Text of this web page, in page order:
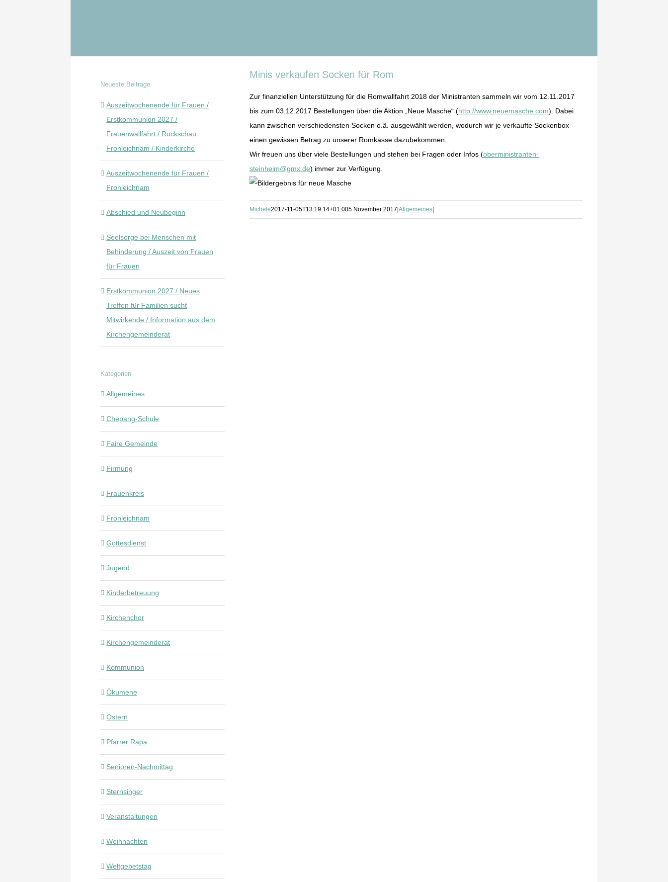
Minis verkaufen Socken für Rom
Zur finanziellen Unterstützung für die Romwallfahrt 2018 der Ministranten sammeln wir vom 12.11.2017
bis zum 03.12.2017 Bestellungen über die Aktion „Neue Masche“ (http://www.neuemasche.com). Dabei
kann zwischen verschiedensten Socken o.ä. ausgewählt werden, wodurch wir je verkaufte Sockenbox
einen gewissen Betrag zu unserer Romkasse dazubekommen.
Wir freuen uns über viele Bestellungen und stehen bei Fragen oder Infos (oberministranten-
steinheim@gmx.de) immer zur Verfügung.
Michele2017-11-05T13:19:14+01:005 November 2017 Allgemeines
Neueste Beiträge
Auszeitwochenende für Frauen /
Erstkommunion 2027 /
Frauenwallfahrt / Rückschau
Fronleichnam / Kinderkirche
Auszeitwochenende für Frauen /
Fronleichnam
Abschied und Neubeginn
Seelsorge bei Menschen mit
Behinderung / Auszeit von Frauen
für Frauen
Erstkommunion 2027 / Neues
Treffen für Familien sucht
Mitwirkende / Information aus dem
Kirchengemeinderat
Kategorien
Allgemeines
Chepang-Schule
Faire Gemeinde
Firmung
Frauenkreis
Fronleichnam
Gottesdienst
Jugend
Kinderbetreuung
Kirchenchor
Kirchengemeinderat
Kommunion
Ökumene
Ostern
Pfarrer Rapa
Senioren-Nachmittag
Sternsinger
Veranstaltungen
Weihnachten
Weltgebetstag